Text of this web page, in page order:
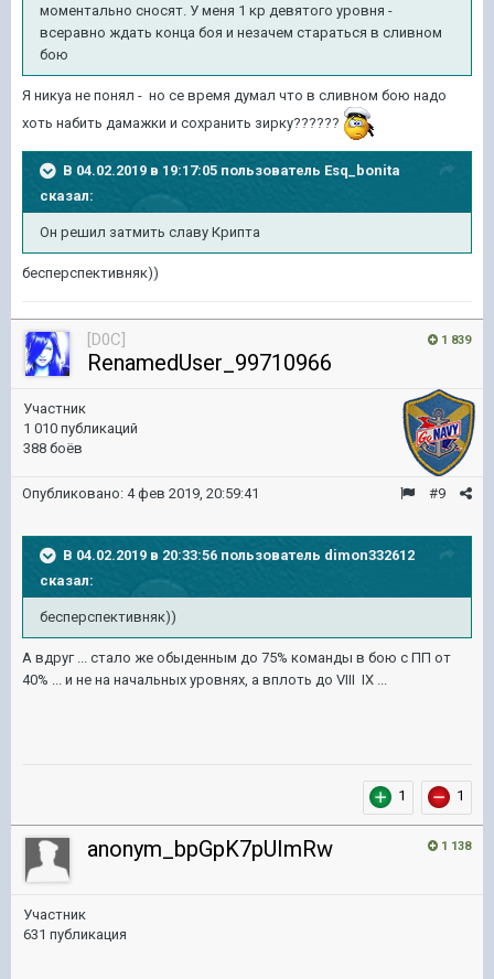
моментально сносят. У меня 1 кр девятого уровня -
всеравно ждать конца боя и незачем стараться в сливном
бою
Я никуа не понял - но се время думал что в сливном бою надо
хоть набить дамажки и сохранить зирку??????
В 04.02.2019 в 19:17:05 пользователь Esq_bonita
сказал:
Он решил затмить славу Крипта
бесперспективняк))
1 839
[D0C]
RenamedUser_99710966
Участник
1 010 публикаций
388 боёв
#9
Опубликовано: 4 фев 2019, 20:59:41
В 04.02.2019 в 20:33:56 пользователь dimon332612
сказал:
бесперспективняк))
А вдруг ... стало же обыденным до 75% команды в бою с ПП от
40% ... и не на начальных уровнях, а вплоть до VIII IX ...
1 1
1 138
anonym_bpGpK7pUImRw
Участник
631 публикация